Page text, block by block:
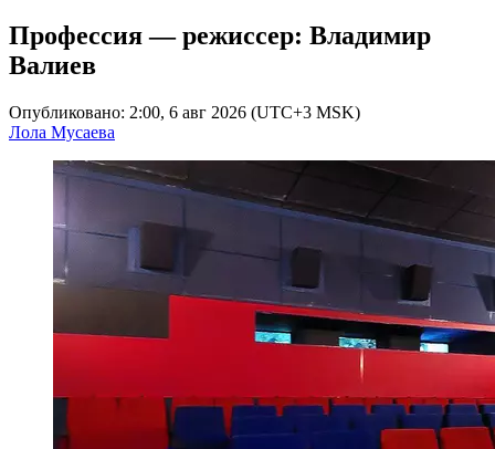
Профессия — режиссер: Владимир
Валиев
Опубликовано: 2:00, 6 авг 2026 (UTC+3 MSK)
Лола Мусаева